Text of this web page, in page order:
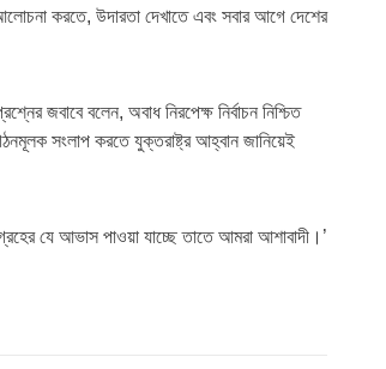
করতে, উদারতা দেখাতে এবং সবার আগে দেশের
জবাবে বলেন, অবাধ নিরপেক্ষ নির্বাচন নিশ্চিত
সংলাপ করতে যুক্তরাষ্ট্র আহ্বান জানিয়েই
যে আভাস পাওয়া যাচ্ছে তাতে আমরা আশাবাদী । ’